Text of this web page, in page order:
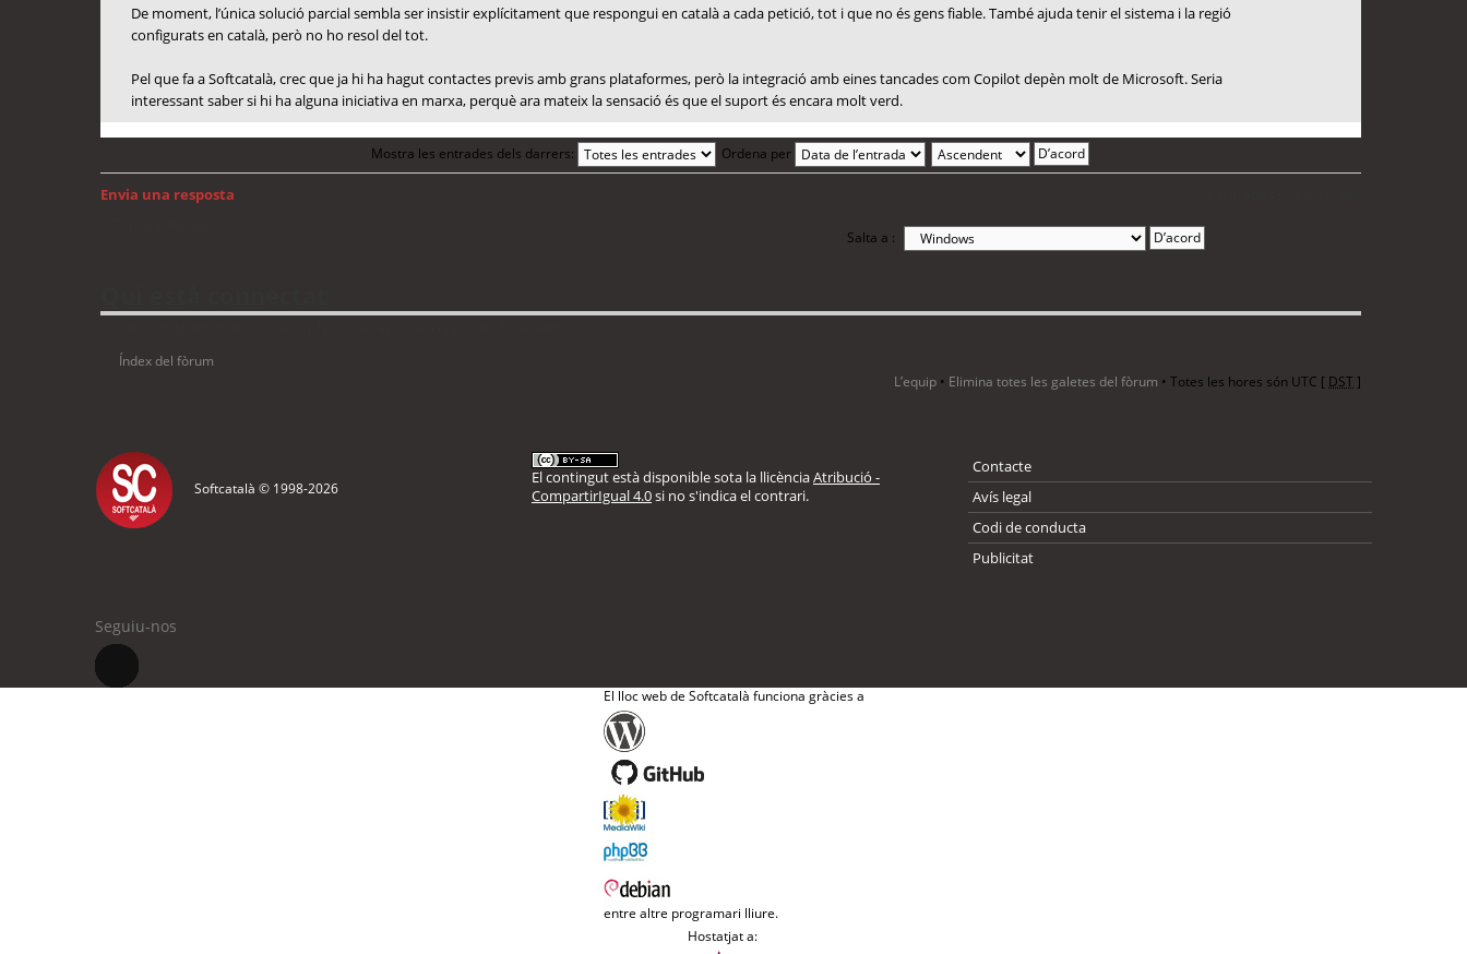
De moment, l’única solució parcial sembla ser insistir explícitament que respongui en català a cada petició, tot i que no és gens fiable. També ajuda tenir el sistema i la regió
configurats en català, però no ho resol del tot.
Pel que fa a Softcatalà, crec que ja hi ha hagut contactes previs amb grans plataformes, però la integració amb eines tancades com Copilot depèn molt de Microsoft. Seria
interessant saber si hi ha alguna iniciativa en marxa, perquè ara mateix la sensació és que el suport és encara molt verd.
Mostra les entrades dels darrers: Ordena per
Envia una resposta
Salta a :
Índex del fòrum
L’equip • Elimina totes les galetes del fòrum • Totes les hores són UTC [ DST]
Softcatalà © 1998-2026
El contingut està disponible sota la llicènciaAtribució -
CompartirIgual 4.0si no s'indica el contrari.
Contacte
Avís legal
Codi de conducta
Publicitat
Seguiu-nos
El lloc web de Softcatalà funciona gràcies a
entre altre programari lliure.
Hostatjat a: